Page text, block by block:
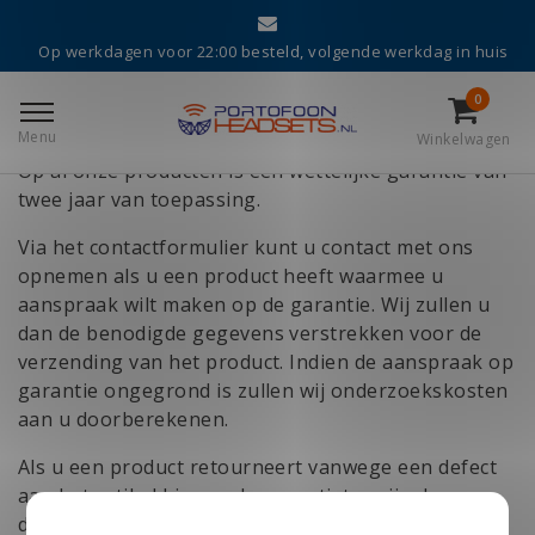
Op werkdagen voor 22:00 besteld, volgende werkdag in huis
Menu
0
Winkelwagen
Garantie
Garantie
Op al onze producten is een wettelijke garantie van
twee jaar van toepassing.
Via het contactformulier kunt u contact met ons
opnemen als u een product heeft waarmee u
aanspraak wilt maken op de garantie. Wij zullen u
dan de benodigde gegevens verstrekken voor de
verzending van het product. Indien de aanspraak op
garantie ongegrond is zullen wij onderzoekskosten
aan u doorberekenen.
Als u een product retourneert vanwege een defect
aan het artikel binnen de garantietermijn dan
draagt u uitsluitend de eenmalige kosten voor het